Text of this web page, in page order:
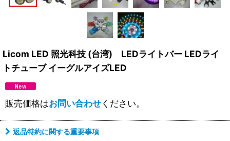
Licom LED 照光科技 (台湾) LEDライトバー LEDライ
トチューブ イーグルアイズLED
販売価格はお問い合わせください。
返品特約に関する重要事項